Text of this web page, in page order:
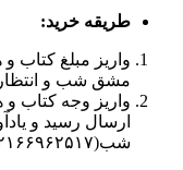
طریقه خرید:
واریز مبلغ کتاب
مشق شب و
واریز وجه کتاب
ارسال رسید و
شب(۰۲۱۶۶۹۶۲۵۱۷) و انتظار دریافت کد پیگیری مرسوله